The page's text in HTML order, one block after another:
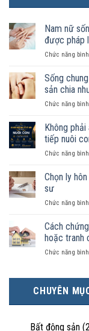
Nam nữ
được pháp
Chức năng
Sống
sản chia
Chức năng
Không
tiếp nuôi
Chức năng
Chọn ly
sư
Chức năng
Cách
hoặc tranh
Chức năng
CHUYÊN
Bất động sản